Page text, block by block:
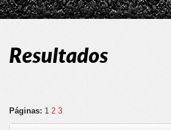
Resultados
Páginas: 1 2 3